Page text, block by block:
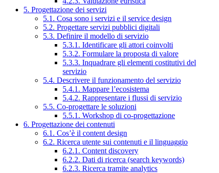
5. Progettazione dei servizi
5.1. Cosa sono i servizi e il service design
5.2. Progettare servizi pubblici digitali
5.3. Definire il modello di servizio
5.3.1. Identificare gli attori coinvolti
5.3.2. Formulare la proposta di valore
5.3.3. Inquadrare gli elementi costitutivi del
servizio
5.4. Descrivere il funzionamento del servizio
5.4.1. Mappare l’ecosistema
5.4.2. Rappresentare i flussi di servizio
5.5. Co-progettare le soluzioni
5.5.1. Workshop di co-progettazione
6. Progettazione dei contenuti
6.1. Cos’è il content design
6.2. Ricerca utente sui contenuti e il linguaggio
6.2.1. Content discovery
6.2.2. Dati di ricerca (search keywords)
6.2.3. Ricerca tramite analytics